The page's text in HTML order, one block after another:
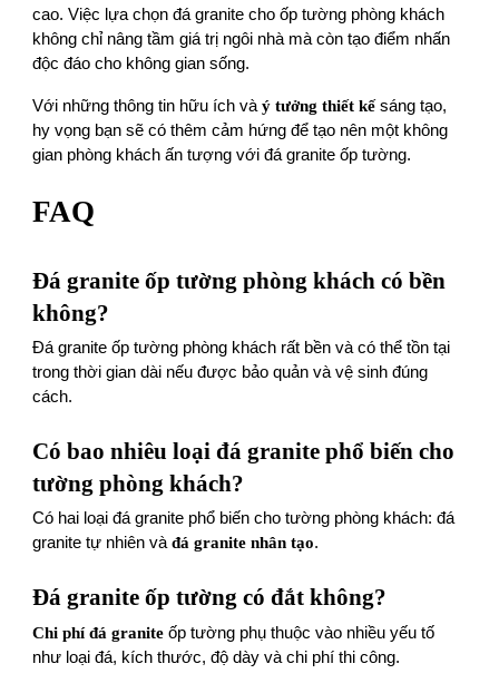
cao. Việc lựa chọn đá granite cho ốp tường phòng khách
không chỉ nâng tầm giá trị ngôi nhà mà còn tạo điểm nhấn
độc đáo cho không gian sống.
Với những thông tin hữu ích vàý tưởng thiết kếsáng tạo,
hy vọng bạn sẽ có thêm cảm hứng để tạo nên một không
gian phòng khách ấn tượng với đá granite ốp tường.
FAQ
Đá granite ốp tường phòng khách có bền
không?
Đá granite ốp tường phòng khách rất bền và có thể tồn tại
trong thời gian dài nếu được bảo quản và vệ sinh đúng
cách.
Có bao nhiêu loại đá granite phổ biến cho
tường phòng khách?
Có hai loại đá granite phổ biến cho tường phòng khách: đá
granite tự nhiên vàđá granite nhân tạo.
Đá granite ốp tường có đắt không?
Chi phí đá granite ốp tường phụ thuộc vào nhiều yếu tố
như loại đá, kích thước, độ dày và chi phí thi công.